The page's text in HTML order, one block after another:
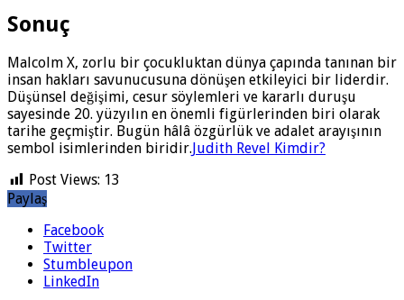
Sonuç
Malcolm X, zorlu bir çocukluktan dünya çapında tanınan bir
insan hakları savunucusuna dönüşen etkileyici bir liderdir.
Düşünsel değişimi, cesur söylemleri ve kararlı duruşu
sayesinde 20. yüzyılın en önemli figürlerinden biri olarak
tarihe geçmiştir. Bugün hâlâ özgürlük ve adalet arayışının
sembol isimlerinden biridir. Judith Revel Kimdir?
Post Views: 13
Paylaş
Facebook
Twitter
Stumbleupon
LinkedIn